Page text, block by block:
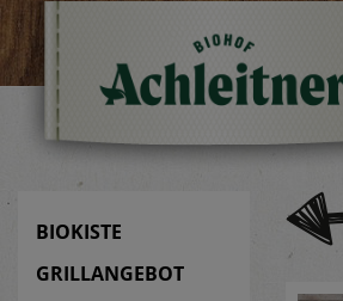
BIOKISTE
GRILLANGEBOT